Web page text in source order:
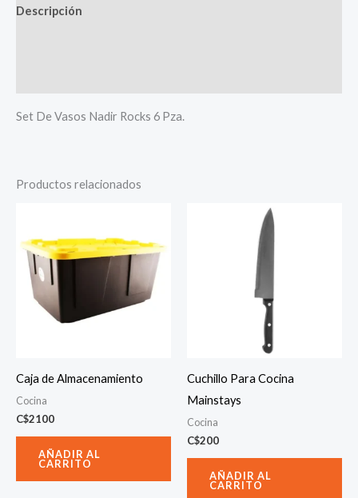
Descripción
Set De Vasos Nadir Rocks 6 Pza.
Productos relacionados
Caja de Almacenamiento
Cocina
C$2100
AÑADIR AL
CARRITO
Cuchillo Para Cocina
Mainstays
Cocina
C$200
AÑADIR AL
CARRITO